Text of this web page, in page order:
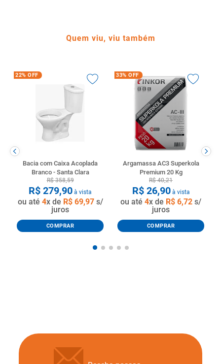
Quem viu, viu também
22% OFF
Bacia com Caixa Acoplada
Branco - Santa Clara
R$ 358,59
R$ 279,90 à vista
ou até 4x de R$ 69,97s/
juros
COMPRAR
33% OFF
Argamassa AC3 Superkola
Premium 20 Kg
R$ 40,21
R$ 26,90à vista
ou até 4x de R$ 6,72 s/
juros
COMPRAR